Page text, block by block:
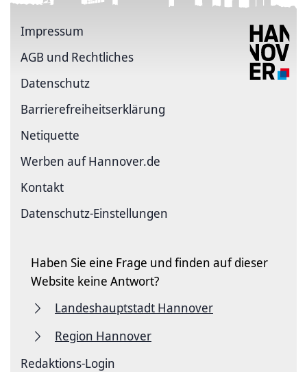
Impressum
AGB und Rechtliches
Datenschutz
Barriere­freiheits­erklärung
Netiquette
Werben auf Hannover.de
Kontakt
Datenschutz-Einstellungen
Haben Sie eine Frage und finden auf dieser
Website keine Antwort?
Landeshauptstadt Hannover
Region Hannover
Redaktions-Login